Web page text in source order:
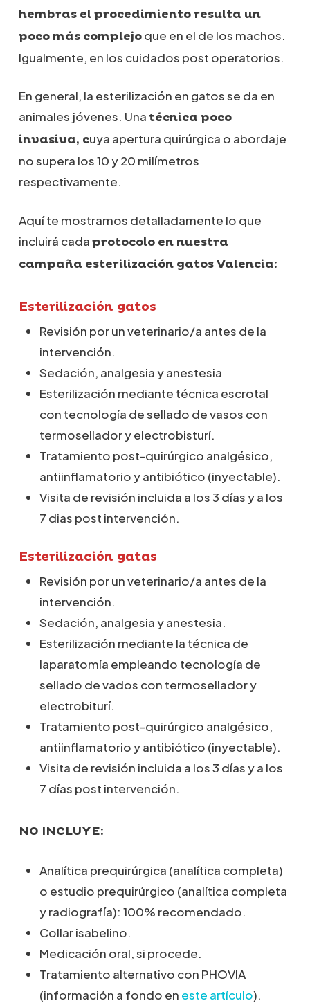
hembras el procedimiento resulta un
poco más complejoque en el de los machos.
Igualmente, en los cuidados post operatorios.
En general, la esterilización en gatos se da en
animales jóvenes. Una técnica poco
invasiva, cuya apertura quirúrgica o abordaje
no supera los 10 y 20 milímetros
respectivamente.
Aquí te mostramos detalladamente lo que
incluirá cadaprotocolo en nuestra
campaña esterilización gatos Valencia:
Esterilización gatos
Revisión por un veterinario/a antes de la
intervención.
Sedación, analgesia y anestesia
Esterilización mediante técnica escrotal
con tecnología de sellado de vasos con
termosellador y electrobisturí.
Tratamiento post-quirúrgico analgésico,
antiinflamatorio y antibiótico (inyectable).
Visita de revisión incluida a los 3 días y a los
7 dias post intervención.
Esterilización gatas
Revisión por un veterinario/a antes de la
intervención.
Sedación, analgesia y anestesia.
Esterilización mediante la técnica de
laparatomía empleando tecnología de
sellado de vados con termosellador y
electrobiturí.
Tratamiento post-quirúrgico analgésico,
antiinflamatorio y antibiótico (inyectable).
Visita de revisión incluida a los 3 días y a los
7 días post intervención.
NO INCLUYE:
Analítica prequirúrgica (analítica completa)
o estudio prequirúrgico (analítica completa
y radiografía): 100% recomendado.
Collar isabelino.
Medicación oral, si procede.
Tratamiento alternativo con PHOVIA
(información a fondo en este artículo).